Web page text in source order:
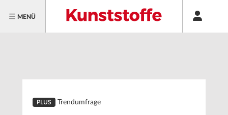
MENÜ
PLUS Trendumfrage